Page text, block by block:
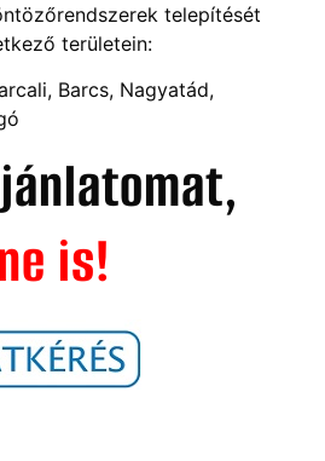
telepítését
területein:
Barcs, Nagyatád,
is!